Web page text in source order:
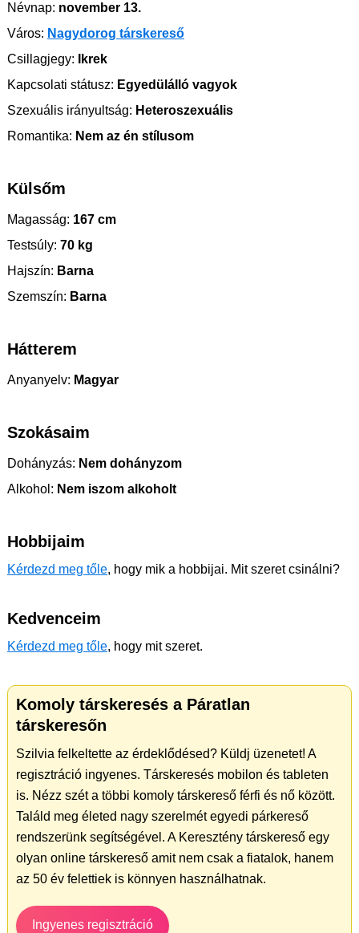
Névnap: november 13.
Város: Nagydorog társkereső
Csillagjegy: Ikrek
Kapcsolati státusz: Egyedülálló vagyok
Szexuális irányultság: Heteroszexuális
Romantika: Nem az én stílusom
Külsőm
Magasság: 167 cm
Testsúly: 70 kg
Hajszín: Barna
Szemszín: Barna
Hátterem
Anyanyelv: Magyar
Szokásaim
Dohányzás: Nem dohányzom
Alkohol: Nem iszom alkoholt
Hobbijaim
Kérdezd meg tőle, hogy mik a hobbijai. Mit szeret csinálni?
Kedvenceim
Kérdezd meg tőle, hogy mit szeret.
Komoly társkeresés a Páratlan
társkeresőn
Szilvia felkeltette az érdeklődésed? Küldj üzenetet! A
regisztráció ingyenes. Társkeresés mobilon és tableten
is. Nézz szét a többi komoly társkereső férfi és nő között.
Találd meg életed nagy szerelmét egyedi párkereső
rendszerünk segítségével. A Keresztény társkereső egy
olyan online társkereső amit nem csak a fiatalok, hanem
az 50 év felettiek is könnyen használhatnak.
Ingyenes regisztráció